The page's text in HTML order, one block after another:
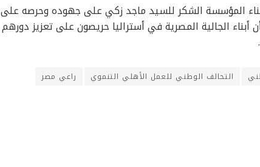
المؤسسة الشكر للسيد ماجد زكي على جهوده وحرصه على
أبناء الجالية المصرية في أستراليا حريصون على تعزيز دورهم
التحالف الوطني للعمل الأهلي التنموي
راعي مصر